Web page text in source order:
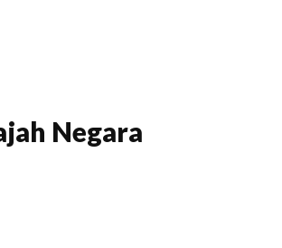
Negara